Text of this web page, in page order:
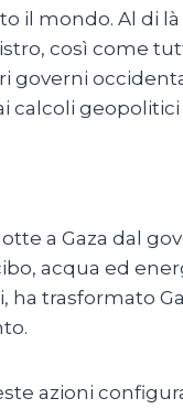
il mondo. Al di
così come
calcoli
a Gaza dal
acqua ed
trasformato
azioni